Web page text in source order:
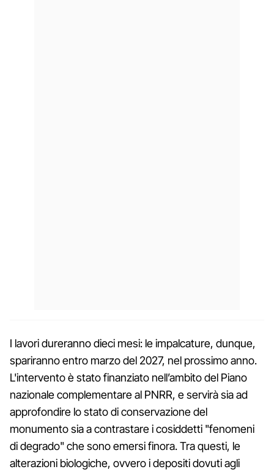
I lavori dureranno dieci mesi: le impalcature, dunque,
spariranno entro marzo del 2027, nel prossimo anno.
L'intervento è stato finanziato nell’ambito del Piano
nazionale complementare al PNRR, e servirà sia ad
approfondire lo stato di conservazione del
monumento sia a contrastare i cosiddetti "fenomeni
di degrado" che sono emersi finora. Tra questi, le
alterazioni biologiche, ovvero i depositi dovuti agli